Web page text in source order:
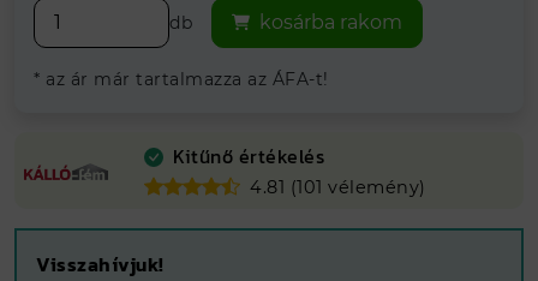
db kosárba rakom
* az ár már tartalmazza az ÁFA-t!
Kitűnő értékelés
4.81 (101 vélemény)
Visszahívjuk!